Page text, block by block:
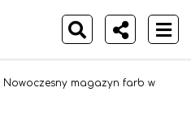
Nowoczesny magazyn farb w